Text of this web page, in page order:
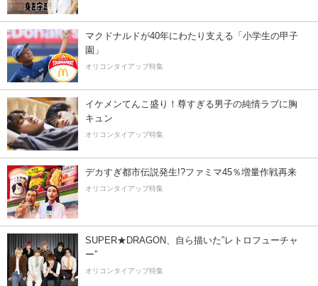
マクドナルドが40年にわたり支える「小学生の甲子
園」
オリコンタイアップ特集
イケメンてんこ盛り！尊すぎる男子の純情ラブに胸
キュン
オリコンタイアップ特集
デカすぎ都市伝説発生!?ファミマ45％増量作戦再来
オリコンタイアップ特集
SUPER★DRAGON、自ら描いた”レトロフューチャ
ー”
オリコンタイアップ特集